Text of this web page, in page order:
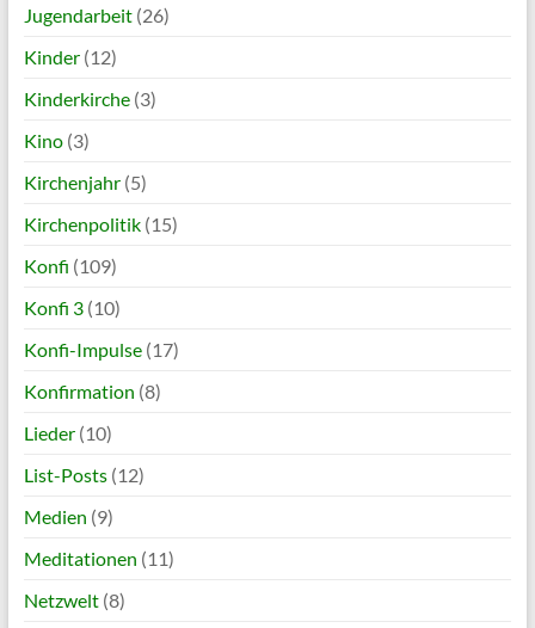
Jugendarbeit(26)
Kinder(12)
Kinderkirche(3)
Kino(3)
Kirchenjahr(5)
Kirchenpolitik(15)
Konfi (109)
Konfi 3(10)
Konfi-Impulse(17)
Konfirmation (8)
Lieder(10)
List-Posts(12)
Medien (9)
Meditationen (11)
Netzwelt(8)